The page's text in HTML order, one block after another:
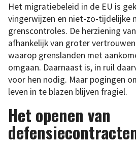
Het migratiebeleid in de EU is
vingerwijzen en niet-zo-tijdelijke
grenscontroles. De herziening
afhankelijk van groter
waarop grenslanden met
omgaan. Daarnaast is, in ruil
voor hen nodig. Maar pogingen
leven in te blazen blijven fragiel.
Het openen van